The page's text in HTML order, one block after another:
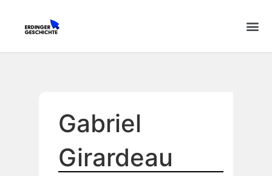
Gabriel
Girardeau